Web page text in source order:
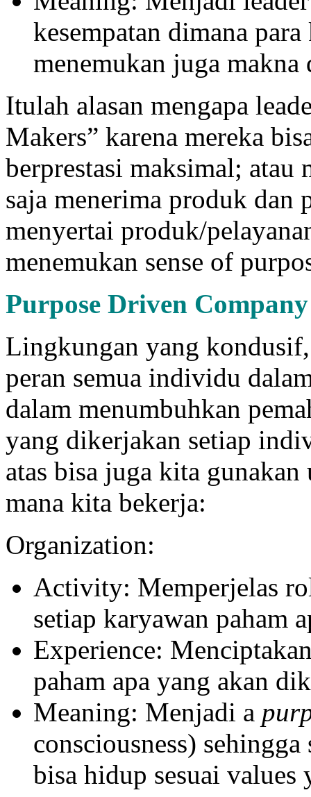
kesempatan dimana
menemukan juga
Itulah alasan mengapa
Makers” karena mereka
berprestasi maksimal;
saja menerima produk dan
menyertai produk/
menemukan sense of
Purpose Driven Company
Lingkungan yang
peran semua individu
dalam menumbuhkan
yang dikerjakan setiap
atas bisa juga kita
mana kita bekerja:
Organization:
Activity: Memperjelas
setiap karyawan paham
Experience:
paham apa yang akan
Meaning: Menjadi a
consciousness)
bisa hidup sesuai values